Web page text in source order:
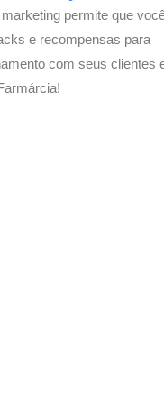
permite que
e recompensas para
com seus clientes